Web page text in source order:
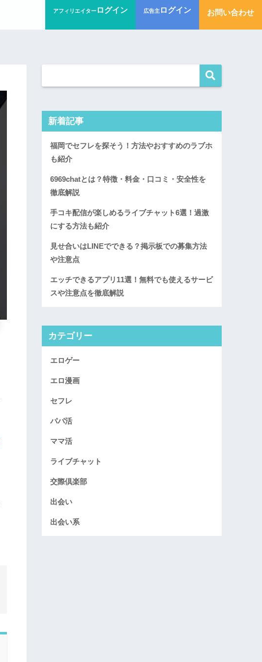
アフィリエイター ログイン 広告主 ログイン お問い合わせ
新着記事
福岡でセフレを探そう！方法やおすすめのラブホ
も紹介
6969chatとは？特徴・料金・口コミ・安全性を
徹底解説
手コキ配信が楽しめるライブチャット6選！過激
にする方法も紹介
見せ合いはLINEでできる？掲示板での募集方法
や注意点
エッチできるアプリ11選！無料でも使えるサービ
スや注意点を徹底解説
カテゴリー
エロゲー
エロ漫画
セフレ
パパ活
ママ活
ライブチャット
交際倶楽部
出会い
出会い系